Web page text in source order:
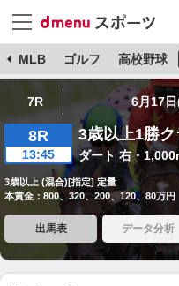
MLB ゴルフ 高校野球
7R 6月17
8R
13:45
3歳以上1勝
ダート 右・
3歳以上 (混合)[指定] 定量
本賞金：800、320、200、120、80万円
出馬表 データ分析